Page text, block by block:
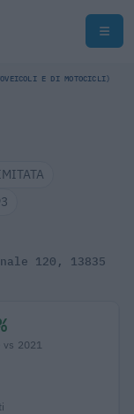
E DI MOTOCICLI)
120, 13835
vs 2021